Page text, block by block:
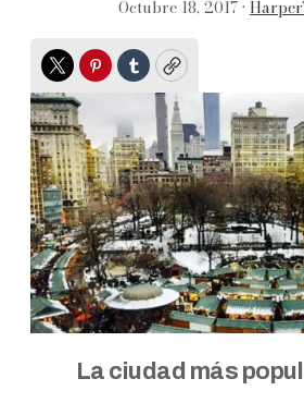
Octubre 18, 2017 •
TwitterPinterest
TumblrCopy
La ciudad más